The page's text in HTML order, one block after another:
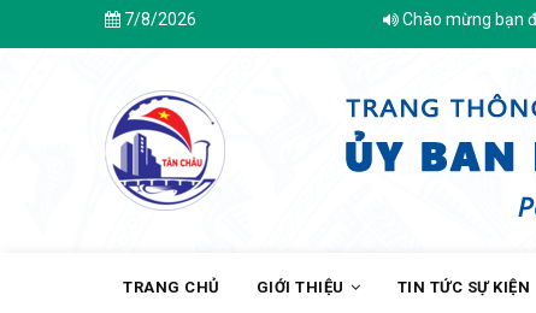
7/8/2026 Chào mừng bạn đến với
NAVIGATION
TRANG CHỦ GIỚI THIỆU TIN TỨC SỰ KIỆN